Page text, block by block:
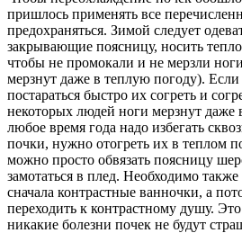
пришлось применять все
предохраняться. Зимой следует
закрывающие поясницу, носить
чтобы не промокали и не мерзли
мерзнут даже в теплую погоду).
постараться быстро их согреть и
некоторых людей ноги мерзнут даже
любое время года надо избегать
почки, нужно отогреть их в теплом
можно просто обвязать поясницу
замотаться в плед. Необходимо также
сначала контрастные ванночки, а
переходить к контрастному душу.
никакие болезни почек не будут